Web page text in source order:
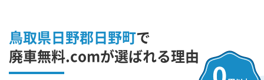
鳥取県日野郡日野町で
廃車無料.comが選ばれる理由